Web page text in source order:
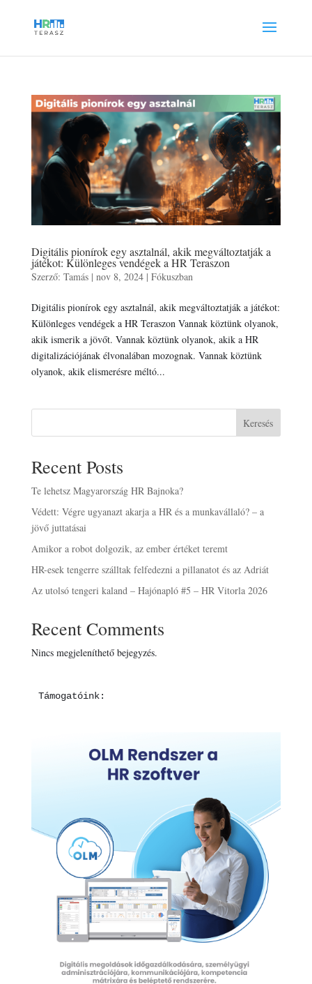
Digitális pionírok egy asztalnál, akik megváltoztatják a
játékot: Különleges vendégek a HR Teraszon
Szerző: Tamás| nov 8, 2024| Fókuszban
Digitális pionírok egy asztalnál, akik megváltoztatják a játékot:
Különleges vendégek a HR Teraszon Vannak köztünk olyanok,
akik ismerik a jövőt. Vannak köztünk olyanok, akik a HR
digitalizációjának élvonalában mozognak. Vannak köztünk
olyanok, akik elismerésre méltó...
Keresés
Recent Posts
Te lehetsz Magyarország HR Bajnoka?
Védett: Végre ugyanazt akarja a HR és a munkavállaló? – a
jövő juttatásai
Amikor a robot dolgozik, az ember értéket teremt
HR-esek tengerre szálltak felfedezni a pillanatot és az Adriát
Az utolsó tengeri kaland – Hajónapló #5 – HR Vitorla 2026
Recent Comments
Nincs megjeleníthető bejegyzés.
Támogatóink: